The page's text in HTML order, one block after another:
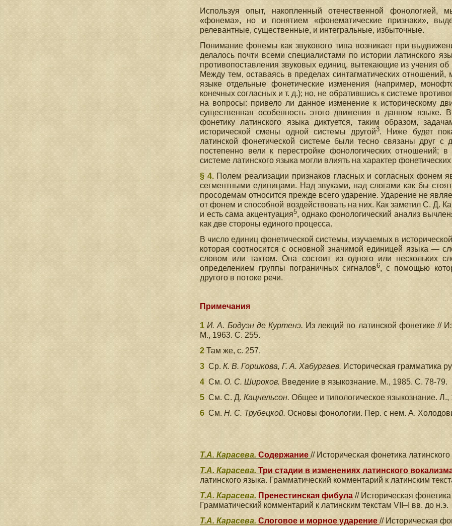
Используя опыт, накопленный отечественной фонологией,
«фонема», но и понятием «фонематические признаки»,
релевантные, существенные, и интегральные, избыточные.
Понимание фонемы как звукового типа возникает при
делалось почти всеми специалистами по истории латинского
противопоставления звуковых единиц, вытекающие из учения
Между тем, оставаясь в пределах синтагматических
языке отдельные фонетические изменения (например,
конечных согласных и т. д.); но, не обратившись к системе
на вопросы: привело ли данное изменение к историческому
существенная особенность этого движения в данном языке.
фонетику латинского языка диктуется, таким образом,
исторической смены одной системы другой3. Ниже будет
латинской фонетической системе были тесно связаны друг с
постепенно вели к перестройке фонологических отношений;
системе латинского языка могли влиять на характер
§ 4. Полем реализации признаков гласных и согласных фонем
сегментными единицами. Над звуками, над слогами как бы
просодемам относится прежде всего ударение. Ударение не
от фонем и способной воздействовать на них. Как заметил С. Д.
и есть сама акцентуация5, однако фонологический анализ
как две стороны единого процесса.
В число единиц фонетической системы, изучаемых в
которая соотносится с основной значимой единицей языка —
словом или тактом. Она состоит из одного или нескольких
определением группы пограничных сигналов6, с помощью
другого в потоке речи.
Примечания
1И. А. Бодуэн де Куртенэ. Из лекций по латинской фонетике //
М., 1963. С. 255.
2 Там же, с. 257.
3 Ср. К. В. Горшкова, Г. А. Хабургаев. Историческая грамматика
4 См. О. С. Широков. Введение в языкознание. М., 1985. С. 78-79.
5 См. С. Д. Кацнельсон. Общее и типологическое языкознание. Л.,
6 См. Н. С. Трубецкой. Основы фонологии. Пер. с нем. А.
Т.А. Карасева. Содержание // Историческая фонетика латинского
Т.А. Карасева. Три стадии в изменениях латинского
латинского языка. Грамматический комментарий к латинским
Т.А. Карасева. Пренестинская фибула // Историческая
Грамматический комментарий к латинским текстам VII–I вв. до н.э.
Т.А. Карасева. Слоговое и морное ударение // Историческая